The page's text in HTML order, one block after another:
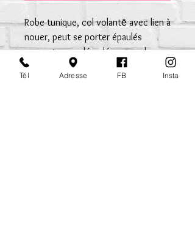
Robe tunique, col volantē avec lien à
nouer, peut se porter épaulés
couvertes ou dénudées, manches
3/4 bouffantes avec finition
élastiquée, tissu 100% gaze coton
Tél Adresse FB Insta